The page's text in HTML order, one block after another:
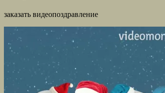
заказать видеопоздравление